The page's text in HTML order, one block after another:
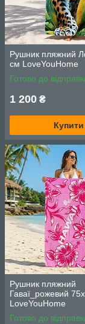
Рушник пляжний
см LoveYouHome
Готово до
1 200 ₴
Купити
Рушник пляжний
Гаваї_рожевий
LoveYouHome
Готово до